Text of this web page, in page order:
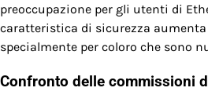
preoccupazione per gli utenti di
caratteristica di sicurezza
specialmente per coloro che sono
Confronto delle commissioni